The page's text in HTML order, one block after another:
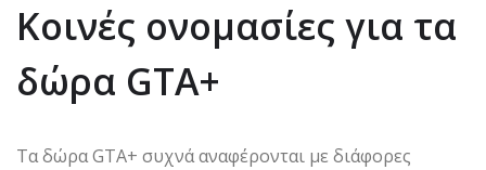
Κοινές ονομασίες για τα
δώρα GTA+
Τα δώρα GTA+ συχνά αναφέρονται με διάφορες